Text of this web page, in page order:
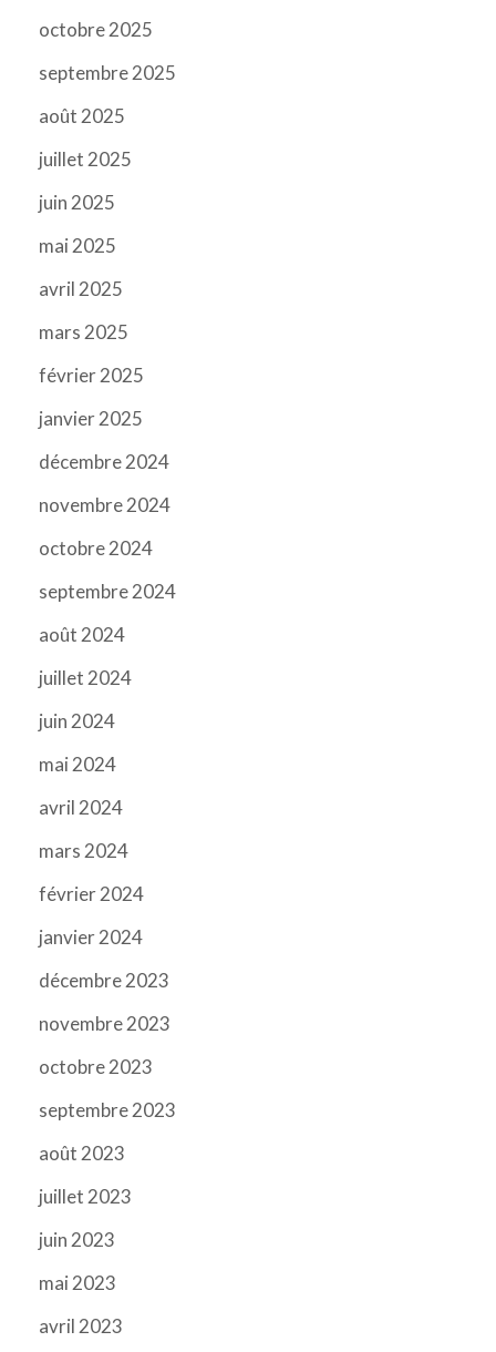
octobre 2025
septembre 2025
août 2025
juillet 2025
juin 2025
mai 2025
avril 2025
mars 2025
février 2025
janvier 2025
décembre 2024
novembre 2024
octobre 2024
septembre 2024
août 2024
juillet 2024
juin 2024
mai 2024
avril 2024
mars 2024
février 2024
janvier 2024
décembre 2023
novembre 2023
octobre 2023
septembre 2023
août 2023
juillet 2023
juin 2023
mai 2023
avril 2023